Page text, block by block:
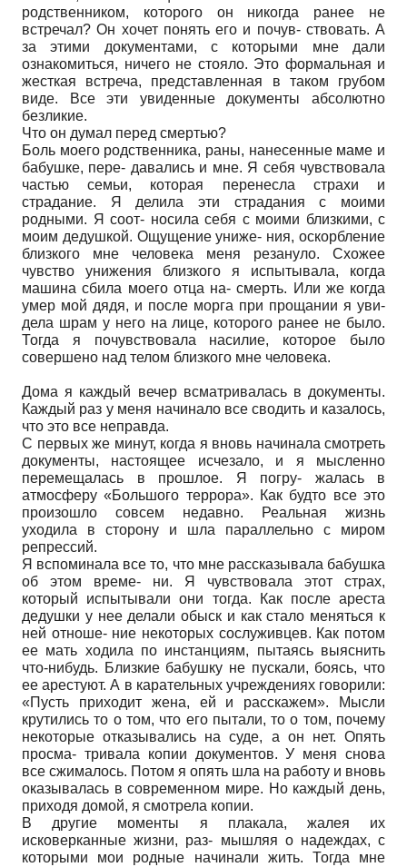
родственником, которого он никогда ранее не
встречал? Он хочет понять его и почув- ствовать. А
за этими документами, с которыми мне дали
ознакомиться, ничего не стояло. Это формальная и
жесткая встреча, представленная в таком грубом
виде. Все эти увиденные документы абсолютно
безликие.
Что он думал перед смертью?
Боль моего родственника, раны, нанесенные маме и
бабушке, пере- давались и мне. Я себя чувствовала
частью семьи, которая перенесла страхи и
страдание. Я делила эти страдания с моими
родными. Я соот- носила себя с моими близкими, с
моим дедушкой. Ощущение униже- ния, оскорбление
близкого мне человека меня резануло. Схожее
чувство унижения близкого я испытывала, когда
машина сбила моего отца на- смерть. Или же когда
умер мой дядя, и после морга при прощании я уви-
дела шрам у него на лице, которого ранее не было.
Тогда я почувствовала насилие, которое было
совершено над телом близкого мне человека.
Дома я каждый вечер всматривалась в документы.
Каждый раз у меня начинало все сводить и казалось,
что это все неправда.
С первых же минут, когда я вновь начинала смотреть
документы, настоящее исчезало, и я мысленно
перемещалась в прошлое. Я погру- жалась в
атмосферу «Большого террора». Как будто все это
произошло совсем недавно. Реальная жизнь
уходила в сторону и шла параллельно с миром
репрессий.
Я вспоминала все то, что мне рассказывала бабушка
об этом време- ни. Я чувствовала этот страх,
который испытывали они тогда. Как после ареста
дедушки у нее делали обыск и как стало меняться к
ней отноше- ние некоторых сослуживцев. Как потом
ее мать ходила по инстанциям, пытаясь выяснить
что-нибудь. Близкие бабушку не пускали, боясь, что
ее арестуют. А в карательных учреждениях говорили:
«Пусть приходит жена, ей и расскажем». Мысли
крутились то о том, что его пытали, то о том, почему
некоторые отказывались на суде, а он нет. Опять
просма- тривала копии документов. У меня снова
все сжималось. Потом я опять шла на работу и вновь
оказывалась в современном мире. Но каждый день,
приходя домой, я смотрела копии.
В другие моменты я плакала, жалея их
исковерканные жизни, раз- мышляя о надеждах, с
которыми мои родные начинали жить. Тогда мне